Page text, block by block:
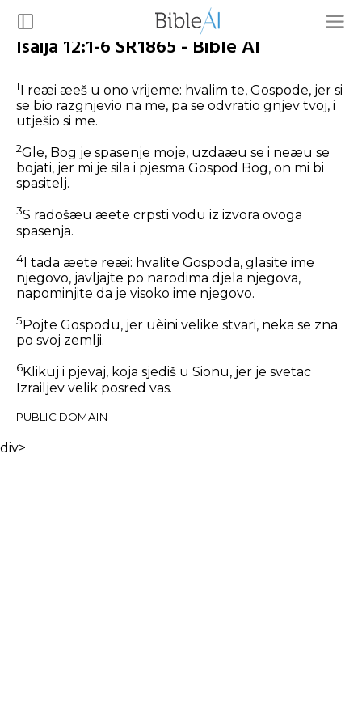
Isaija 12:1-6 SR1865 - Bible AI
1I reæi æeš u ono vrijeme: hvalim te, Gospode, jer si
se bio razgnjevio na me, pa se odvratio gnjev tvoj, i
utješio si me.
2Gle, Bog je spasenje moje, uzdaæu se i neæu se
bojati, jer mi je sila i pjesma Gospod Bog, on mi bi
spasitelj.
3S radošæu æete crpsti vodu iz izvora ovoga
spasenja.
4I tada æete reæi: hvalite Gospoda, glasite ime
njegovo, javljajte po narodima djela njegova,
napominjite da je visoko ime njegovo.
5 Pojte Gospodu, jer uèini velike stvari, neka se zna
po svoj zemlji.
6Klikuj i pjevaj, koja sjediš u Sionu, jer je svetac
Izrailjev velik posred vas.
PUBLIC DOMAIN
div>